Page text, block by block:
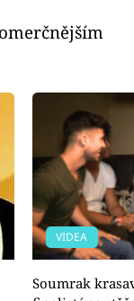
VIDEA
Soumrak